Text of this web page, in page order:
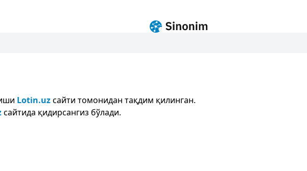
Lotin.uzсайти томонидан тақдим қилинган.
сайтида қидирсангиз бўлади.